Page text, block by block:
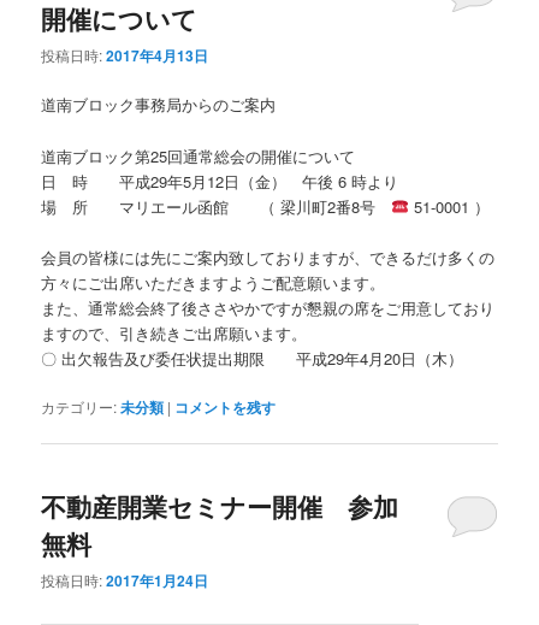
開催について
投稿日時:2017年4月13日
道南ブロック事務局からのご案内
道南ブロック第25回通常総会の開催について
日 時 平成29年5月12日（金） 午後 6 時より
場 所 マリエール函館 （ 梁川町2番8号
51-0001 ）
会員の皆様には先にご案内致しておりますが、できるだけ多くの
方々にご出席いただきますようご配意願います。
また、通常総会終了後ささやかですが懇親の席をご用意しており
ますので、引き続きご出席願います。
〇 出欠報告及び委任状提出期限 平成29年4月20日（木）
カテゴリー:未分類 | コメントを残す
不動産開業セミナー開催 参加
無料
投稿日時:2017年1月24日